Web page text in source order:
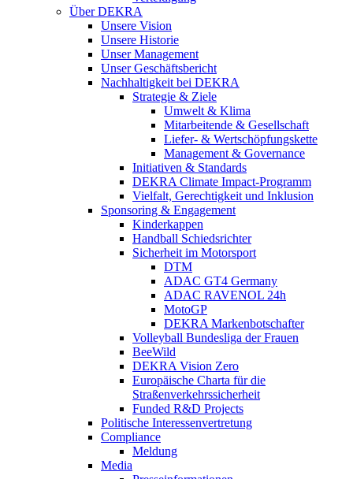
Über DEKRA
Unsere Vision
Unsere Historie
Unser Management
Unser Geschäftsbericht
Nachhaltigkeit bei DEKRA
Strategie & Ziele
Umwelt & Klima
Mitarbeitende & Gesellschaft
Liefer- & Wertschöpfungskette
Management & Governance
Initiativen & Standards
DEKRA Climate Impact-Programm
Vielfalt, Gerechtigkeit und Inklusion​
Sponsoring & Engagement
Kinderkappen
Handball Schiedsrichter
Sicherheit im Motorsport
DTM
ADAC GT4 Germany
ADAC RAVENOL 24h
MotoGP
DEKRA Markenbotschafter
Volleyball Bundesliga der Frauen
BeeWild
DEKRA Vision Zero
Europäische Charta für die
Straßenverkehrssicherheit
Funded R&D Projects
Politische Interessenvertretung
Compliance
Meldung
Media